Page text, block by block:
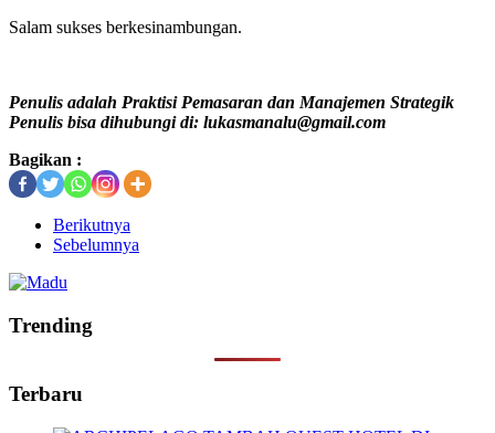
Salam sukses berkesinambungan.
Penulis adalah Praktisi Pemasaran dan Manajemen Strategik
Penulis bisa dihubungi di: lukasmanalu@gmail.com
Bagikan :
Berikutnya
Sebelumnya
Trending
Terbaru